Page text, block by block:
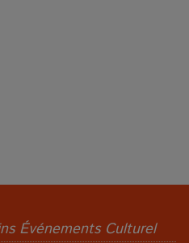
Événements Culturel